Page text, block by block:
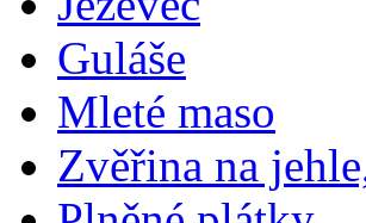
Guláše
Mleté maso
Zvěřina na